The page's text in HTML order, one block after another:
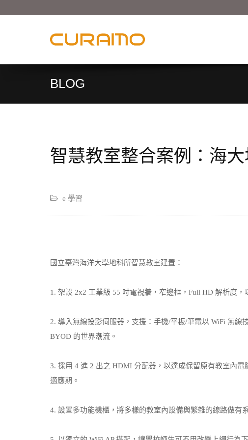
BLOG
智慧教室整合案例：海
e 學習
國立臺灣海洋大學地科所智慧教室建置：
1. 架設 2x2 工業級 55 吋電視牆，窄邊框，Full HD 解析度
2. 導入無線投影伺服器，支援：手機/平板/筆電以 WiFi 無
BYOD 的世界潮流。
3. 採用 4 進 2 出之 HDMI 分配器，以達成保留原有教室內
適應期。
4. 設置多功能機櫃，將多樣的教室內設備與繁雜的線路做有